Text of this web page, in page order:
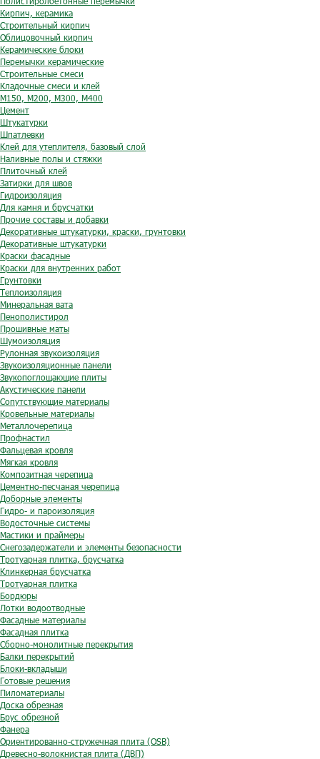
Кирпич, керамика
Строительный кирпич
Облицовочный кирпич
Керамические блоки
Перемычки керамические
Строительные смеси
Кладочные смеси и клей
М150, М200, М300, М400
Цемент
Штукатурки
Шпатлевки
Клей для утеплителя, базовый слой
Наливные полы и стяжки
Плиточный клей
Затирки для швов
Гидроизоляция
Для камня и брусчатки
Прочие составы и добавки
Декоративные штукатурки, краски, грунтовки
Декоративные штукатурки
Краски фасадные
Краски для внутренних работ
Грунтовки
Теплоизоляция
Минеральная вата
Пенополистирол
Прошивные маты
Шумоизоляция
Рулонная звукоизоляция
Звукоизоляционные панели
Звукопоглощающие плиты
Акустические панели
Сопутствующие материалы
Кровельные материалы
Металлочерепица
Профнастил
Фальцевая кровля
Мягкая кровля
Композитная черепица
Цементно-песчаная черепица
Доборные элементы
Гидро- и пароизоляция
Водосточные системы
Мастики и праймеры
Снегозадержатели и элементы безопасности
Тротуарная плитка, брусчатка
Клинкерная брусчатка
Тротуарная плитка
Бордюры
Лотки водоотводные
Фасадные материалы
Фасадная плитка
Сборно-монолитные перекрытия
Балки перекрытий
Блоки-вкладыши
Готовые решения
Пиломатериалы
Доска обрезная
Брус обрезной
Фанера
Ориентированно-стружечная плита (OSB)
Древесно-волокнистая плита (ДВП)